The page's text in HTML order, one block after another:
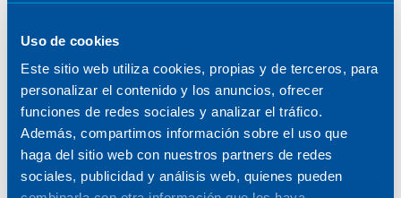
Uso de cookies
Este sitio web utiliza cookies, propias y de terceros, para
personalizar el contenido y los anuncios, ofrecer
funciones de redes sociales y analizar el tráfico.
Además, compartimos información sobre el uso que
haga del sitio web con nuestros partners de redes
sociales, publicidad y análisis web, quienes pueden
Ferrocarril, transporte
urbano y carreteras
CARGAR MÁS